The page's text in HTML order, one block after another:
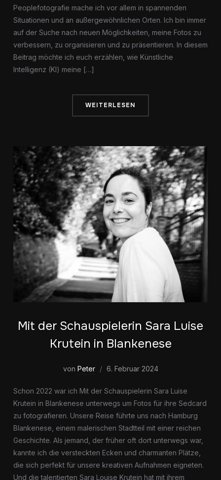
Peoplefotografie mache ich vor allem in spannenden
Situationen und an außergewöhnlichen Orten. Ich bin immer
auf der Suche nach neuen Möglichkeiten, meine Fotos zu
verbessern, zu organisieren und zu präsentieren. In diesem
Beitrag möchte ich euch erzählen, wie Künstliche
Intelligenz (KI) meine […]
WEITERLESEN
Mit der Schauspielerin Sara Luise
Krutein in Blankenese
von Peter 6. Februar 2024
Schon 2022 war ich Mit der Schauspielerin Sara Luise
Krutein in Blankenese unterwegs um Fotos für ihre Sedcard
zu fotografieren. Unsere Reise führte uns nach Hamburg
Blankenese, einem malerischen Stadtteil mit einer reichen
Geschichte. Als jemand, der früher oft dort unterwegs war,
kannte ich die versteckten Ecken und charmanten Plätze,
die sich perfekt für unsere kreativen Aufnahmen eigneten.
Und die talentierten Sara Louise Krutein hat mit ihrem